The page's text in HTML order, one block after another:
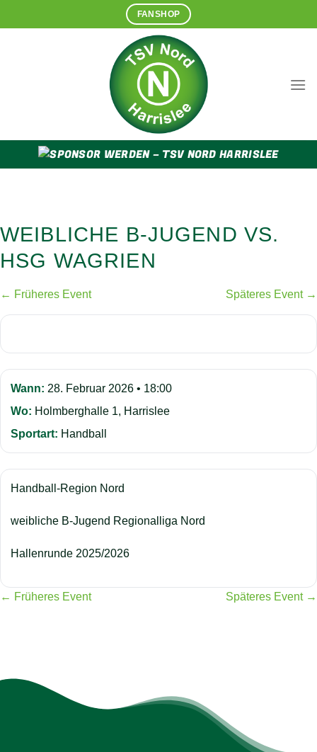
Inhalt
FANSHOP
WEIBLICHE B-JUGEND VS.
HSG WAGRIEN
← Früheres Event Späteres Event →
Wann: 28. Februar 2026 • 18:00
Wo: Holmberghalle 1, Harrislee
Sportart: Handball
Handball-Region Nord
weibliche B-Jugend Regionalliga Nord
Hallenrunde 2025/2026
← Früheres Event Späteres Event →